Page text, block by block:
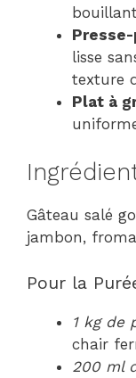
lisse
texture
Plat à
Gâteau salé
jambon,
Pour la
1 kg de
chair
200 ml